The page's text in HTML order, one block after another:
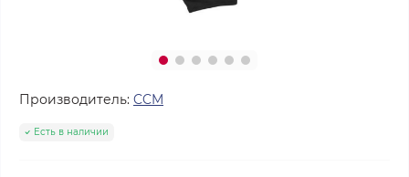
Производитель: CCM
Есть в наличии